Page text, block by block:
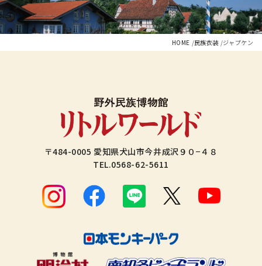
HOME 民族衣装 ジャプケン
〒484-0005 愛知県犬山市今井成沢９０−４８
TEL.0568-62-5611